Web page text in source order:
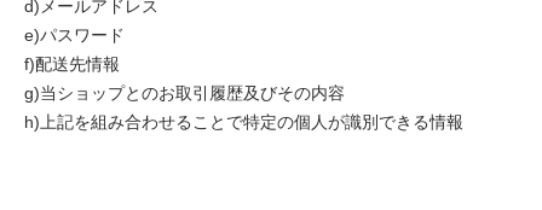
d)メールアドレス
e)パスワード
f)配送先情報
g)当ショップとのお取引履歴及びその内容
h)上記を組み合わせることで特定の個人が識別できる情報